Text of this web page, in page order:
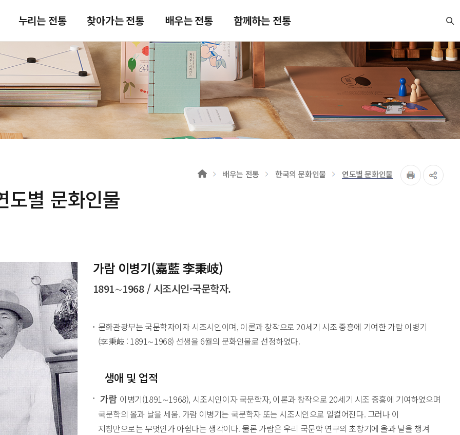
누리는 전통 찾아가는 전통 배우는 전통 함께하는 전통
도별 문화인물
배우는 전통 한국의 문화인물 연도별 문화인물
가람 이병기(嘉藍 李秉岐)
1891∼1968 / 시조시인·국문학자.
문화관광부는 국문학자이자 시조시인이며, 이론과 창작으로 20세기 시조 중흥에 기여한 가람 이병기
(李秉岐 : 1891∼1968) 선생을 6월의 문화인물로 선정하였다.
생애 및 업적
가람 이병기(1891∼1968), 시조시인이자 국문학자, 이론과 창작으로 20세기 시조 중흥에 기여하였으며
국문학의 올과 날을 세움. 가람 이병기는 국문학자 또는 시조시인으로 일컬어진다. 그러나 이
지칭만으로는 무엇인가 아쉽다는 생각이다. 물론 가람은 우리 국문학 연구의 초창기에 올과 날을 챙겨